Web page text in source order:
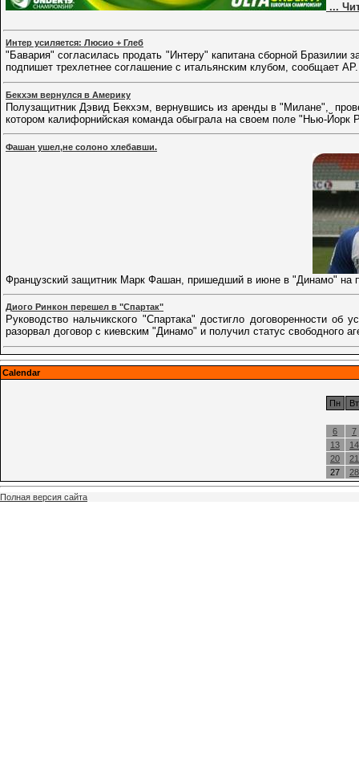
...
Интер усиляется: Люсио + Глеб
"Бавария" согласилась продать "Интеру" капитана сборной Бразилии
подпишет трехлетнее соглашение с итальянским клубом, сообщает
Бекхэм вернулся в Америку
Полузащитник Дэвид Бекхэм, вернувшись из аренды в "Милане",
котором калифорнийская команда обыграла на своем поле "Нью-Йорк
Фашан ушел,не солоно хлебавши.
Французский защитник Марк Фашан, пришедший в июне в "Динамо" на
Диого Ринкон перешел в "Спартак"
Руководство нальчикского "Спартака" достигло договоренности
разорвал договор с киевским "Динамо" и получил статус свободного
Calendar
Пн Вт
6
7
13
14
20
21
27
28
Полная версия сайта